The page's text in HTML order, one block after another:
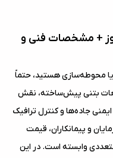
۲ متری امروز + مشخصات فنی و
یا محوطه‌سازی هستید، حتماً
بتنی پیش‌ساخته، نقش
جاده‌ها و کنترل ترافیک
و پیمانکاران، قیمت
متعددی وابسته است. در این